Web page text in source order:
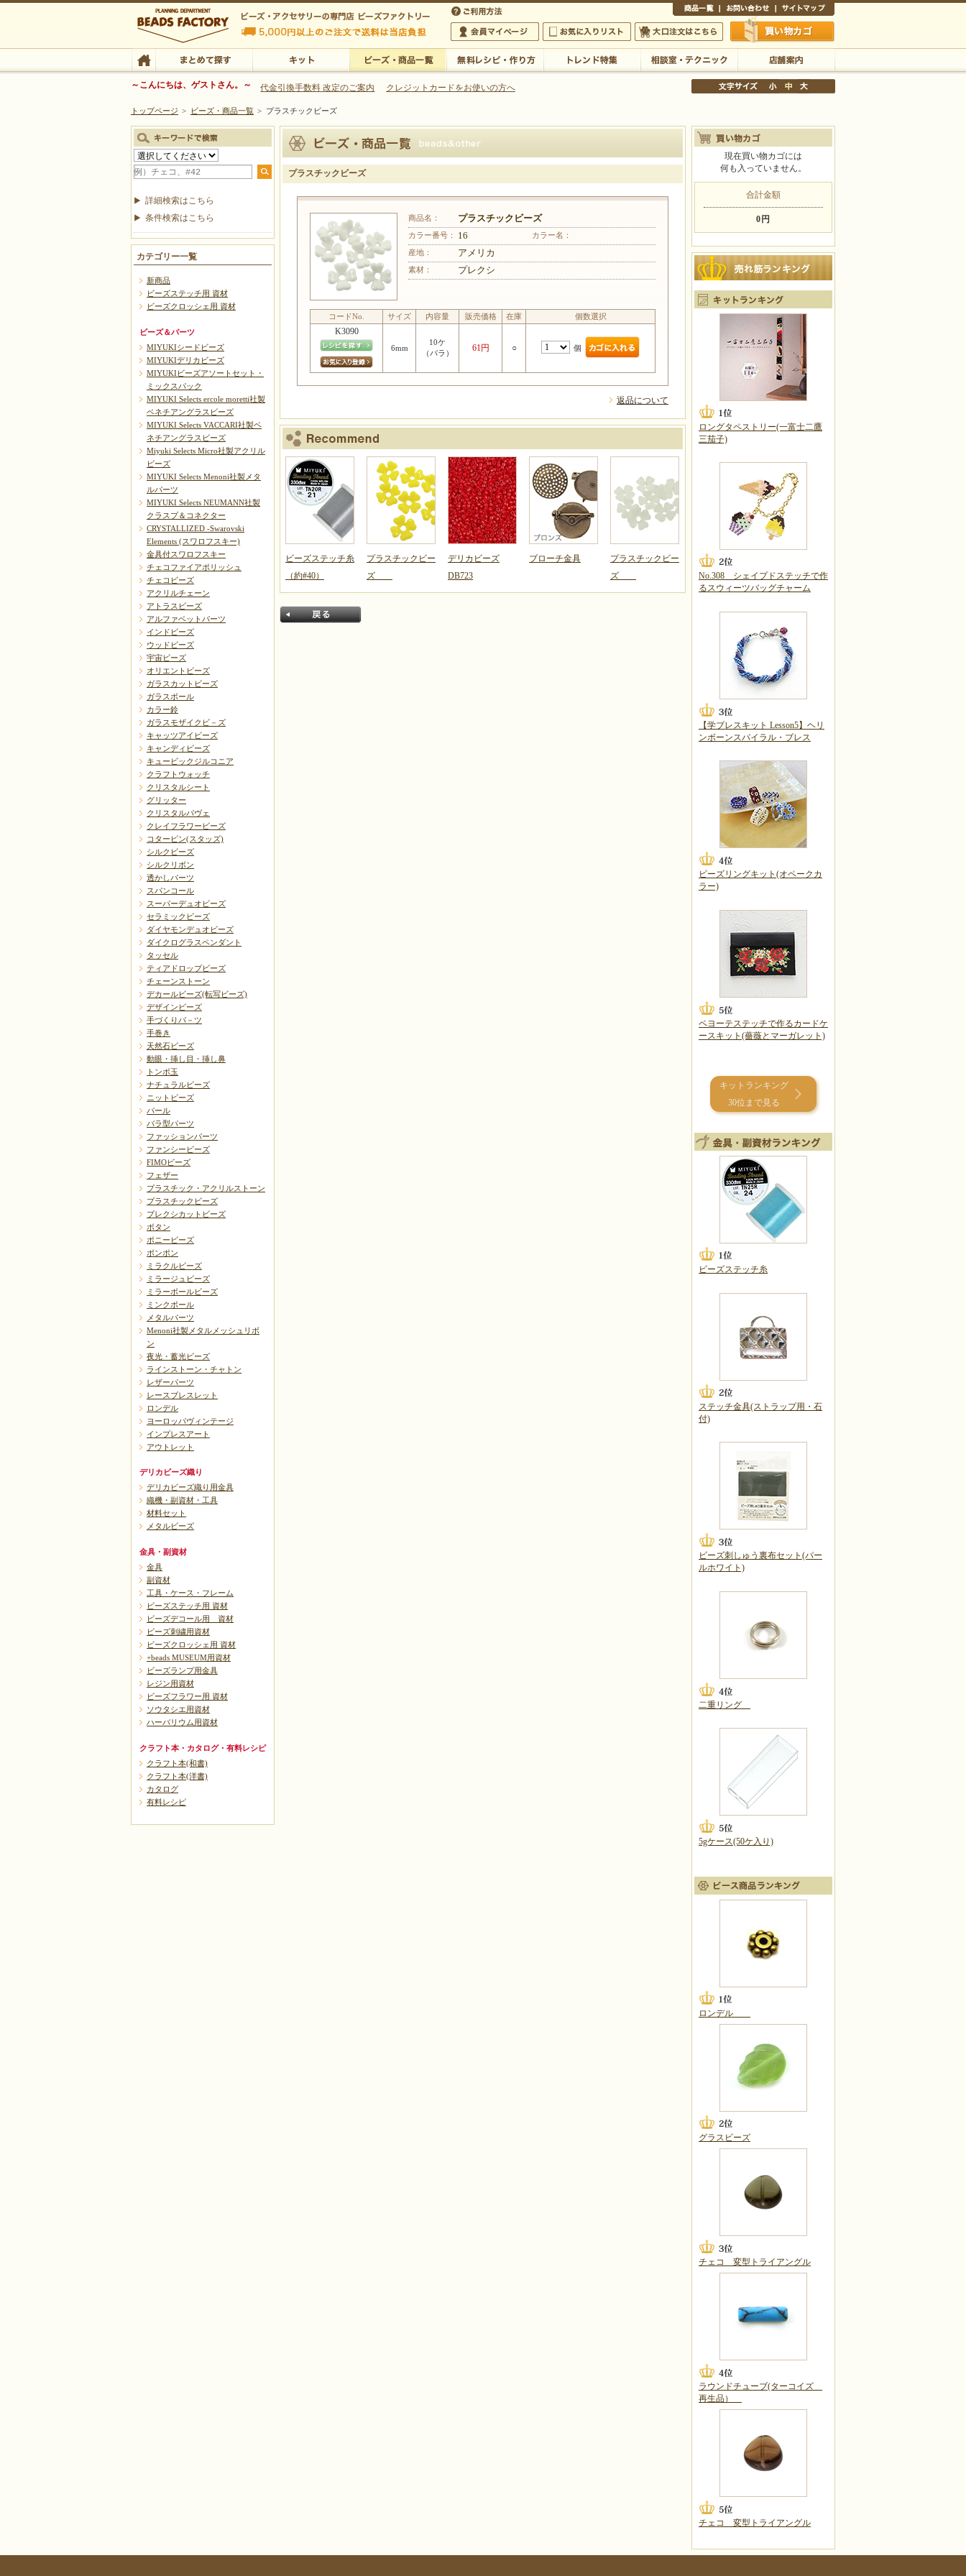
ビーズファクトリー ビーズ・パーツ・金具など・アクセサリーの専門店
ビーズ・アクセサリーの専門店 ビーズファクトリー 5,000円以上のご注文で送料は当店が負担いたします
ビーズ・アクセサリーの専門店 ビーズファクトリー 5,000円以上のご注文で送料は当店が負担いたします
会員マイページ
お気に入りリスト 大口注文はこちら 買い物かご
TOP まとめて探す 店舗案内
～こんにちは、ゲストさん。～ 代金引換手数料 改定のご案内 クレジットカードをお使いの方へ
トップページ > ビーズ・商品一覧 > プラスチックビーズ
プラスチックビーズ
商品名： プラスチックビーズ
カラー番号： 16
カラー名：
産地：
アメリカ
素材： プレクシ
コードNo. サイズ 内容量 販売価格 在庫 個数選択
K3090
6mm
10ケ
（バラ）
61円 ○ 個
返品について
ビーズステッチ糸
（約#40）
プラスチックビー
ズ
デリカビーズ
DB723
ブローチ金具
プラスチックビー
ズ
詳細検索はこちら
条件検索はこちら
カテゴリー一覧
新商品
ビーズステッチ用 資材
ビーズクロッシェ用 資材
ビーズ＆パーツ
MIYUKIシードビーズ
MIYUKIデリカビーズ
MIYUKIビーズアソートセット・
ミックスパック
MIYUKI Selects ercole moretti社製
ベネチアングラスビーズ
MIYUKI Selects VACCARI社製ベ
ネチアングラスビーズ
Miyuki Selects Micro社製アクリル
ビーズ
MIYUKI Selects Menoni社製メタ
ルパーツ
MIYUKI Selects NEUMANN社製
クラスプ＆コネクター
CRYSTALLIZED -Swarovski
Elements (スワロフスキー)
金具付スワロフスキー
チェコファイアポリッシュ
チェコビーズ
アクリルチェーン
アトラスビーズ
アルファベットパーツ
インドビーズ
ウッドビーズ
宇宙ビーズ
オリエントビーズ
ガラスカットビーズ
ガラスボール
カラー鈴
ガラスモザイクビ－ズ
キャッツアイビーズ
キャンディビーズ
キュービックジルコニア
クラフトウォッチ
クリスタルシート
グリッター
クリスタルパヴェ
クレイフラワービーズ
コターピン(スタッズ)
シルクビーズ
シルクリボン
透かしパーツ
スパンコール
スーパーデュオビーズ
セラミックビーズ
ダイヤモンデュオビーズ
ダイクログラスペンダント
タッセル
ティアドロップビーズ
チェーンストーン
デカールビーズ(転写ビーズ)
デザインビーズ
手づくりパ－ツ
手巻き
天然石ビーズ
動眼・挿し目・挿し鼻
トンボ玉
ナチュラルビーズ
ニットビーズ
パール
バラ型パーツ
ファッションパーツ
ファンシービーズ
FIMOビーズ
フェザー
プラスチック・アクリルストーン
プラスチックビーズ
プレクシカットビーズ
ボタン
ポニービーズ
ポンポン
ミラクルビーズ
ミラージュビーズ
ミラーボールビーズ
ミンクボール
メタルパーツ
Menoni社製メタルメッシュリボ
ン
夜光・蓄光ビーズ
ラインストーン・チャトン
レザーパーツ
レースブレスレット
ロンデル
ヨーロッパヴィンテージ
インプレスアート
アウトレット
デリカビーズ織り
デリカビーズ織り用金具
織機・副資材・工具
材料セット
メタルビーズ
金具・副資材
金具
副資材
工具・ケース・フレーム
ビーズステッチ用 資材
ビーズデコール用 資材
ビーズ刺繍用資材
ビーズクロッシェ用 資材
+beads MUSEUM用資材
ビーズランプ用金具
レジン用資材
ビーズフラワー用 資材
ソウタシエ用資材
ハーバリウム用資材
クラフト本・カタログ・有料レシピ
クラフト本(和書)
クラフト本(洋書)
カタログ
有料レシピ
現在買い物カゴには
何も入っていません。
合計金額
0円
ロングタペストリー(一富士二鷹
三茄子)
No.308 シェイプドステッチで作
るスウィーツバッグチャーム
【学ブレスキット Lesson5】ヘリ
ンボーンスパイラル・ブレス
ビーズリングキット(オペークカ
ラー)
ペヨーテステッチで作るカードケ
ースキット(薔薇とマーガレット)
キットランキング
30位まで見る
ビーズステッチ糸
ステッチ金具(ストラップ用・石
付)
ビーズ刺しゅう裏布セット(パー
ルホワイト)
二重リング
5gケース(50ケ入り)
ロンデル
グラスビーズ
チェコ 変型トライアングル
ラウンドチューブ(ターコイズ
再生品）
チェコ 変型トライアングル